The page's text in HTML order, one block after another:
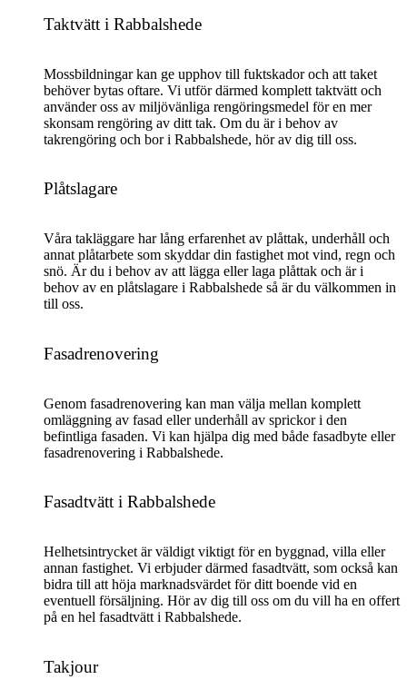
Taktvätt i Rabbalshede
Mossbildningar kan ge upphov till fuktskador och att taket
behöver bytas oftare. Vi utför därmed komplett taktvätt och
använder oss av miljövänliga rengöringsmedel för en mer
skonsam rengöring av ditt tak. Om du är i behov av
takrengöring och bor i Rabbalshede, hör av dig till oss.
Plåtslagare
Våra takläggare har lång erfarenhet av plåttak, underhåll och
annat plåtarbete som skyddar din fastighet mot vind, regn och
snö. Är du i behov av att lägga eller laga plåttak och är i
behov av en plåtslagare i Rabbalshede så är du välkommen in
till oss.
Fasadrenovering
Genom fasadrenovering kan man välja mellan komplett
omläggning av fasad eller underhåll av sprickor i den
befintliga fasaden. Vi kan hjälpa dig med både fasadbyte eller
fasadrenovering i Rabbalshede.
Fasadtvätt i Rabbalshede
Helhetsintrycket är väldigt viktigt för en byggnad, villa eller
annan fastighet. Vi erbjuder därmed fasadtvätt, som också kan
bidra till att höja marknadsvärdet för ditt boende vid en
eventuell försäljning. Hör av dig till oss om du vill ha en offert
på en hel fasadtvätt i Rabbalshede.
Takjour